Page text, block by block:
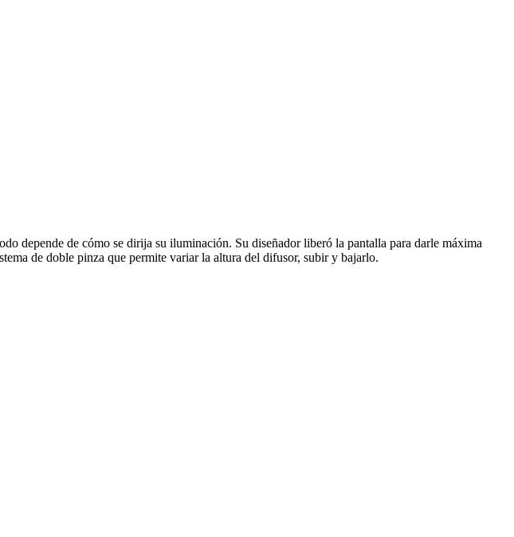
depende de cómo se dirija su iluminación. Su diseñador liberó la pantalla para darle máxima
de doble pinza que permite variar la altura del difusor, subir y bajarlo.